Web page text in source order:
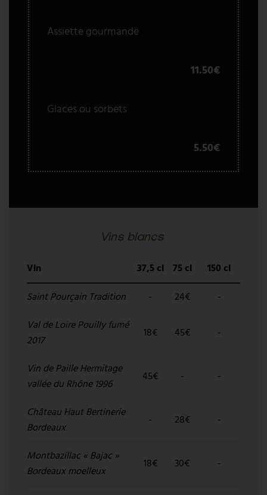
Assiette gourmande
11.50€
Glaces ou sorbets
5.50€
Vins blancs
Saint Pourçain Tradition - 24€
-
Val de Loire Pouilly fumé
2017
18€ 45€ -
Vin de Paille Hermitage
vallée du Rhône 1996
45€ - -
Château Haut Bertinerie
Bordeaux
- 28€ -
Montbazillac « Bajac »
Bordeaux moelleux
18€ 30€ -
Vin 37,5 cl 75 cl 150 cl